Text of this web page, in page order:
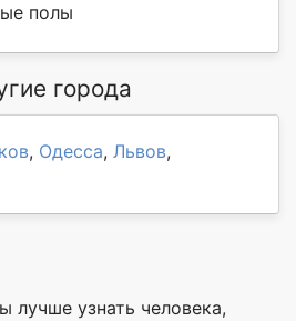
полы
города
, Одесса, Львов,
лучше узнать человека,